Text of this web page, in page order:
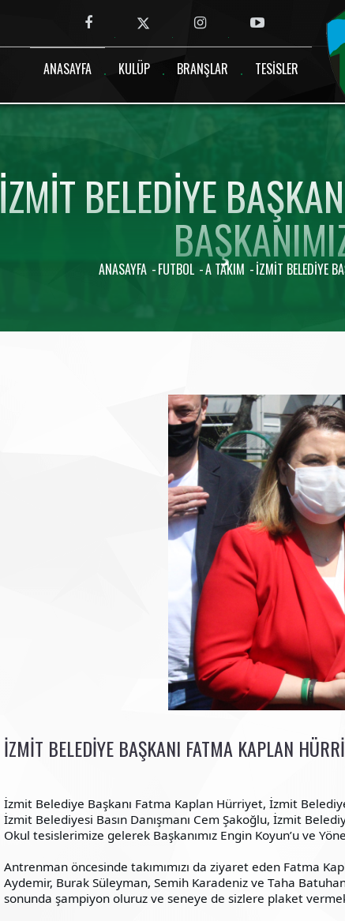
ANASAYFA KULÜP BRANŞLAR TESISLER
İZMIT BELEDIYE
ANASAYFA FUTBOL A TAKIM İZMIT BELEDIYE
İZMIT BELEDIYE BAŞKANI FATMA KAPLAN
İzmit Belediye Başkanı Fatma Kaplan Hürriyet, İzmit
İzmit Belediyesi Basın Danışmanı Cem Şakoğlu, İzmit
Okul tesislerimize gelerek Başkanımız Engin Koyun’u ve
Antrenman öncesinde takımımızı da ziyaret eden Fatma
Aydemir, Burak Süleyman, Semih Karadeniz ve Taha
sonunda şampiyon oluruz ve seneye de sizlere plaket